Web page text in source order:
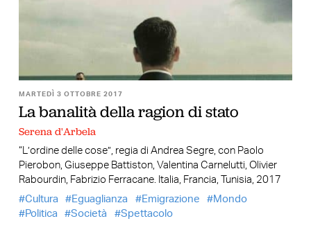
MARTEDÌ 3 OTTOBRE 2017
La banalità della ragion di stato
Serena d'Arbela
“L’ordine delle cose”, regia di Andrea Segre, con Paolo
Pierobon, Giuseppe Battiston, Valentina Carnelutti, Olivier
Rabourdin, Fabrizio Ferracane. Italia, Francia, Tunisia, 2017
Cultura
Eguaglianza Emigrazione
Mondo
Politica
Società Spettacolo